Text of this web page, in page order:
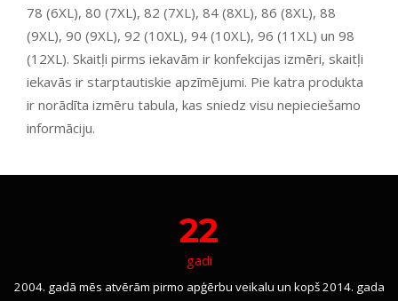
78 (6XL), 80 (7XL), 82 (7XL), 84 (8XL), 86 (8XL), 88
(9XL), 90 (9XL), 92 (10XL), 94 (10XL), 96 (11XL) un 98
(12XL). Skaitļi pirms iekavām ir konfekcijas izmēri, skaitļi
iekavās ir starptautiskie apzīmējumi. Pie katra produkta
ir norādīta izmēru tabula, kas sniedz visu nepieciešamo
informāciju.
22
gadi
2004. gadā mēs atvērām pirmo apģērbu veikalu un kopš 2014. gada